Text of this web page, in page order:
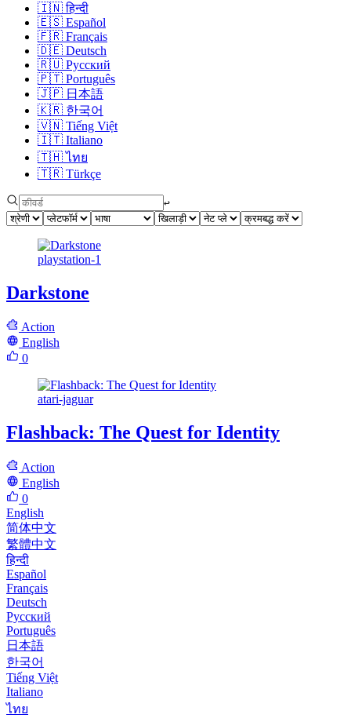
🇮🇳 हिन्दी
🇪🇸 Español
🇫🇷 Français
🇩🇪 Deutsch
🇷🇺 Русский
🇵🇹 Português
🇯🇵 日本語
🇰🇷 한국어
🇻🇳 Tiếng Việt
🇮🇹 Italiano
🇹🇭 ไทย
🇹🇷 Türkçe
↩︎
playstation-1
Darkstone
Action
English
0
atari-jaguar
Flashback: The Quest for Identity
Action
English
0
English
简体中文
繁體中文
हिन्दी
Español
Français
Deutsch
Русский
Português
日本語
한국어
Tiếng Việt
Italiano
ไทย